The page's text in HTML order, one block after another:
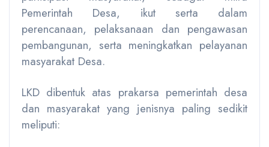
Pemerintah Desa, ikut serta dalam
perencanaan, pelaksanaan dan pengawasan
pembangunan, serta meningkatkan pelayanan
masyarakat Desa.
LKD dibentuk atas prakarsa pemerintah desa
dan masyarakat yang jenisnya paling sedikit
meliputi: